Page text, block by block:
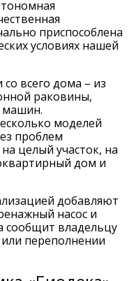
приспособлена
условиях нашей
всего дома – из
раковины,
машин.
моделей
проблем
целый участок, на
дом и
добавляют
насос и
сообщит владельцу
переполнении